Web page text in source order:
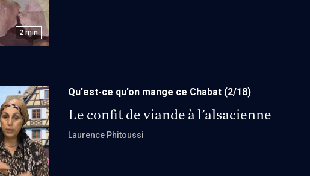
2 min
Qu'est-ce qu'on mange ce Chabat (2/18)
Le confit de viande à l'alsacienne
Laurence Phitoussi